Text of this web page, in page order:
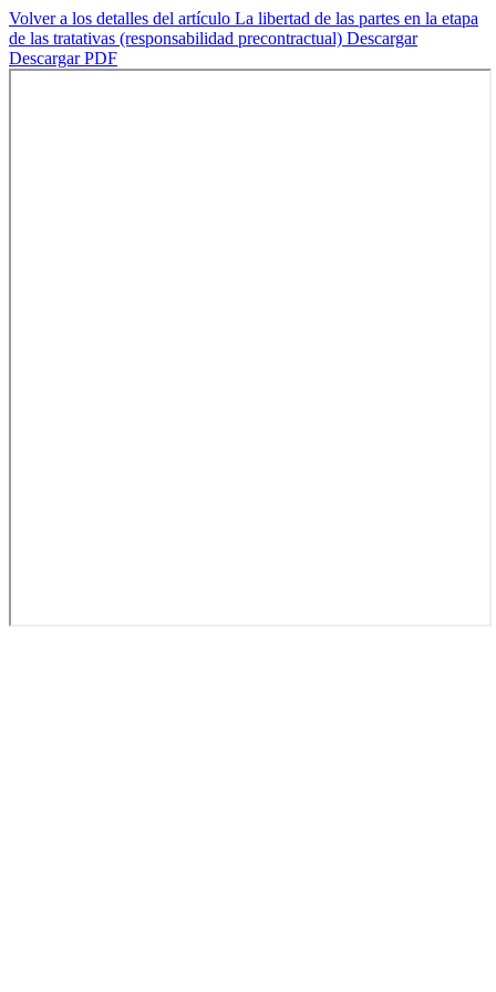
Volver a los detalles del artículo La libertad de las partes en la etapa
de las tratativas (responsabilidad precontractual) Descargar
Descargar PDF